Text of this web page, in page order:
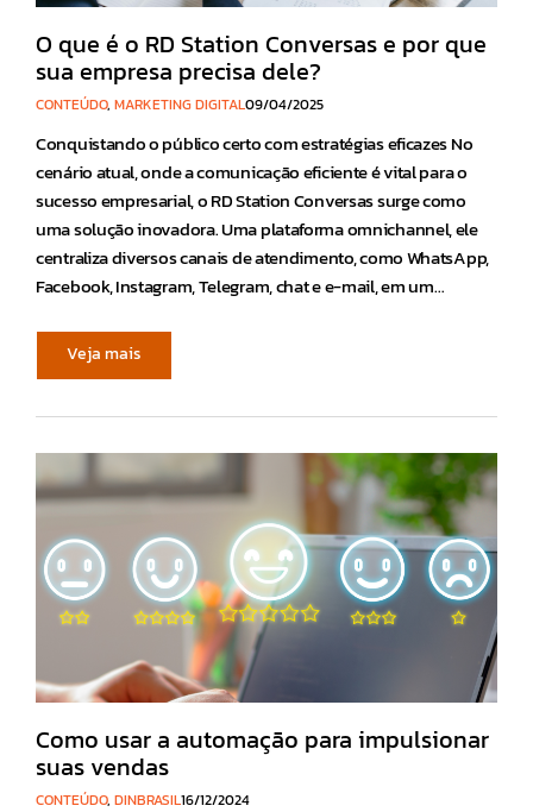
O que é o RD Station Conversas e por que
sua empresa precisa dele?
CONTEÚDO, MARKETING DIGITAL09/04/2025
Conquistando o público certo com estratégias eficazes No
cenário atual, onde a comunicação eficiente é vital para o
sucesso empresarial, o RD Station Conversas surge como
uma solução inovadora. Uma plataforma omnichannel, ele
centraliza diversos canais de atendimento, como WhatsApp,
Facebook, Instagram, Telegram, chat e e-mail, em um…
Veja mais
Como usar a automação para impulsionar
suas vendas
CONTEÚDO, DINBRASIL16/12/2024